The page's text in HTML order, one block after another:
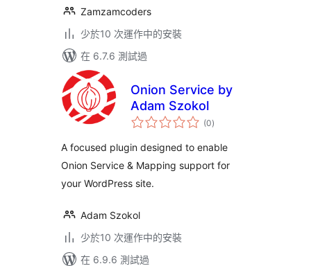
Zamzamcoders
少於10 次運作中的安裝
在 6.7.6 測試過
Onion Service by
Adam Szokol
(0總
評)
A focused plugin designed to enable
Onion Service & Mapping support for
your WordPress site.
Adam Szokol
少於10 次運作中的安裝
在 6.9.6 測試過